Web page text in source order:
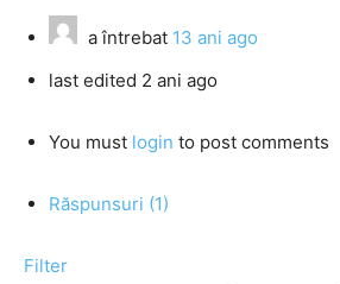
a întrebat 13 ani ago
last edited 2 ani ago
You must login to post comments
Răspunsuri (1)
Filter